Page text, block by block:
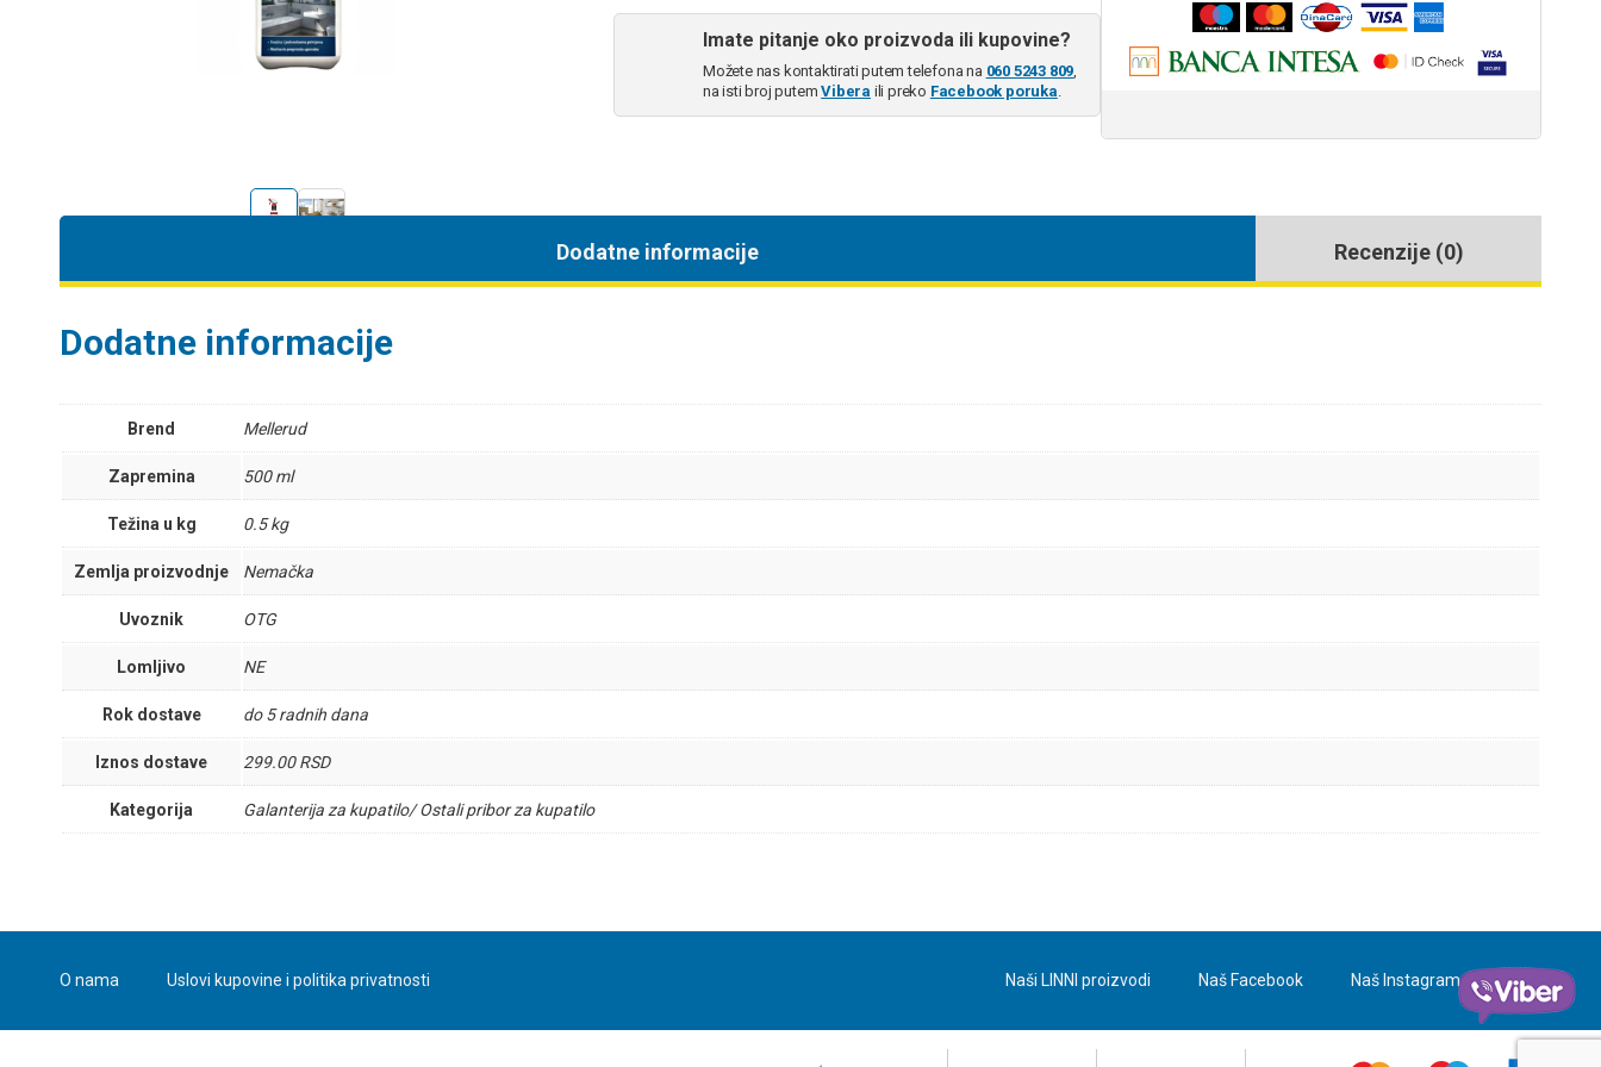
Imate pitanje oko proizvoda ili kupovine?
Možete nas kontaktirati putem telefona na 060 5243 809,
na isti broj putemVibera ili preko Facebook poruka.
Dodatne informacije Recenzije (0)
Dodatne informacije
Brend Mellerud
Zapremina 500 ml
Težina u kg 0.5 kg
Zemlja proizvodnje Nemačka
Uvoznik OTG
Lomljivo NE
Rok dostave do 5 radnih dana
Iznos dostave 299.00 RSD
Kategorija Galanterija za kupatilo/ Ostali pribor za kupatilo
O nama Uslovi kupovine i politika privatnosti Naši LINNI proizvodi Naš Facebook Naš Instagram Blog